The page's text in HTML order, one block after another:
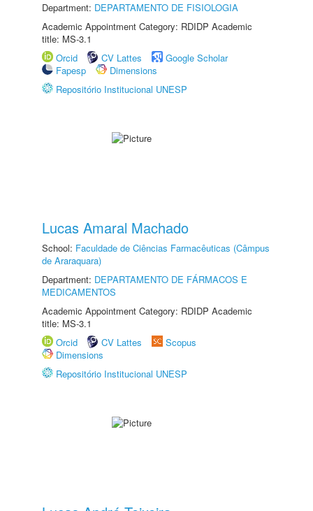
Department: DEPARTAMENTO DE FISIOLOGIA
Academic Appointment Category: RDIDP Academic
title: MS-3.1
Orcid
CV Lattes
Google Scholar
Fapesp
Dimensions
Repositório Institucional UNESP
Lucas Amaral Machado
School: Faculdade de Ciências Farmacêuticas (Câmpus
de Araraquara)
Department: DEPARTAMENTO DE FÁRMACOS E
MEDICAMENTOS
Academic Appointment Category: RDIDP Academic
title: MS-3.1
Orcid
CV Lattes
Scopus
Dimensions
Repositório Institucional UNESP